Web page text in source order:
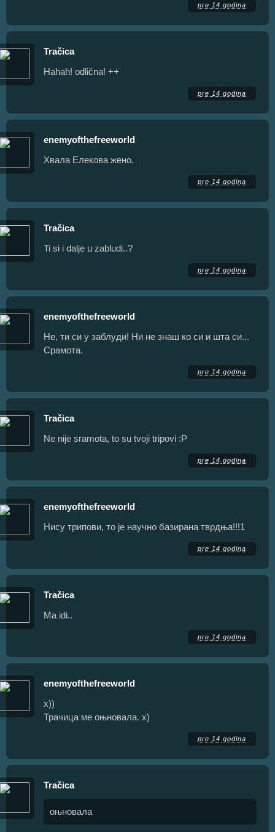
pre 14 godina
Tračica
Hahah! odlična! ++
pre 14 godina
enemyofthefreeworld
Хвала Елекова жено.
pre 14 godina
Tračica
Ti si i dalje u zabludi..?
pre 14 godina
enemyofthefreeworld
Не, ти си у заблуди! Ни не знаш ко си и шта си...
Срамота.
pre 14 godina
Tračica
Ne nije sramota, to su tvoji tripovi :P
pre 14 godina
enemyofthefreeworld
Нису трипови, то је научно базирана тврдња!!!1
pre 14 godina
Tračica
Ma idi..
pre 14 godina
enemyofthefreeworld
х))
Трачица ме оњновала. х)
pre 14 godina
Tračica
оњновала